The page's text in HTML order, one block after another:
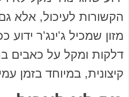
הקשורות לעיכול, אלא
מזון שמכיל ג'ינג'ר
דלקות ומקל על כאבים
קיצונית, במיוחד בזמן